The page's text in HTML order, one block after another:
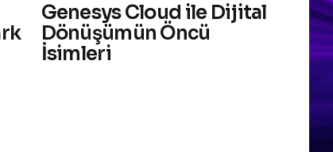
Genesys Cloud ile Dijital
Dönüşümün Öncü
İsimleri